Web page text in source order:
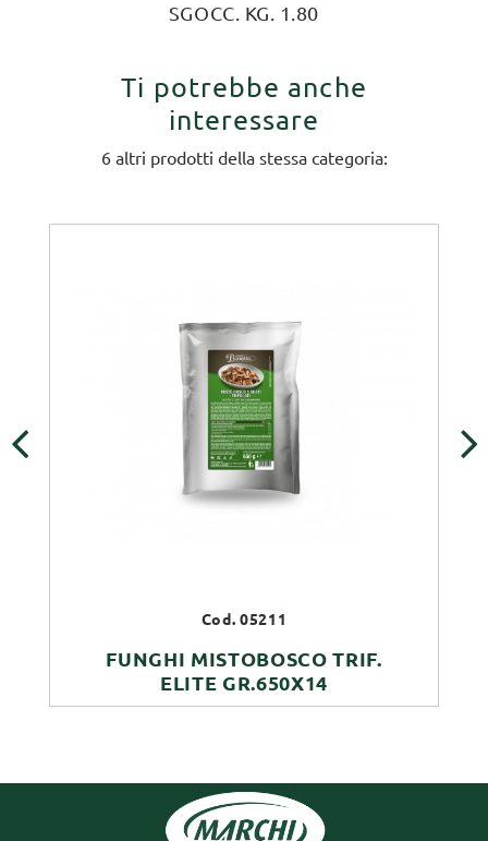
SGOCC. KG. 1.80
Ti potrebbe anche
interessare
6 altri prodotti della stessa categoria:
Cod. 05211
FUNGHI MISTOBOSCO TRIF.
ELITE GR.650X14